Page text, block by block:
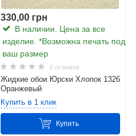
330,00 грн
В наличии. Цена за все
изделие. *Возможна печать под
ваш размер
0 отзывов
Жидкие обои Юрски Хлопок 1326
Оранжевый
Купить в 1 клик
Купить